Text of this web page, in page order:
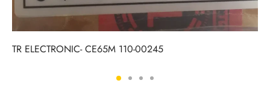
TR ELECTRONIC- CE65M 110-00245